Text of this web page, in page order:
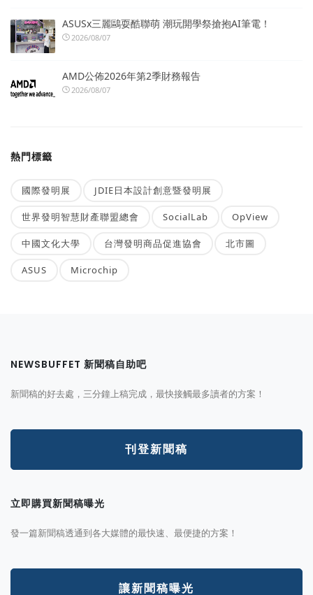
ASUSx三麗鷗耍酷聯萌 潮玩開學祭搶抱AI筆電！
2026/08/07
AMD公佈2026年第2季財務報告
2026/08/07
熱門標籤
國際發明展 JDIE日本設計創意暨發明展
世界發明智慧財產聯盟總會 SocialLab OpView
中國文化大學 台灣發明商品促進協會 北市圖
ASUS Microchip
NEWSBUFFET 新聞稿自助吧
新聞稿的好去處，三分鐘上稿完成，最快接觸最多讀者的方案！
刊登新聞稿
立即購買新聞稿曝光
發一篇新聞稿透通到各大媒體的最快速、最便捷的方案！
讓新聞稿曝光